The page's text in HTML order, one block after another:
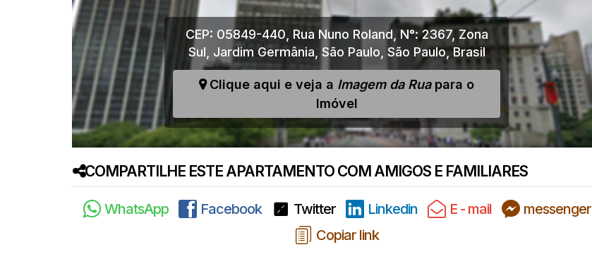
CEP: 05849-440 Rua Nuno Roland N°:2367, Zona
Sul Jardim Germânia São Paulo São Paulo, Brasil
Clique aqui e veja a Imagem da Ruapara o
Imóvel
COMPARTILHE ESTE APARTAMENTO COM AMIGOS E FAMILIARES
WhatsApp Facebook Twitter Linkedin E - mail
messenger
Copiar link